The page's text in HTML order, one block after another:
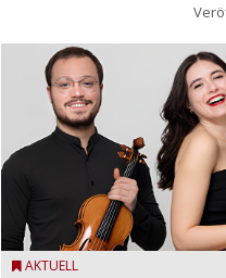
Trio Adamello
AKTUELL